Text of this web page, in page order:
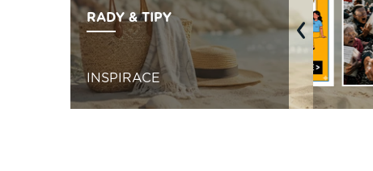
RADY & TIPY
INSPIRACE
Previous